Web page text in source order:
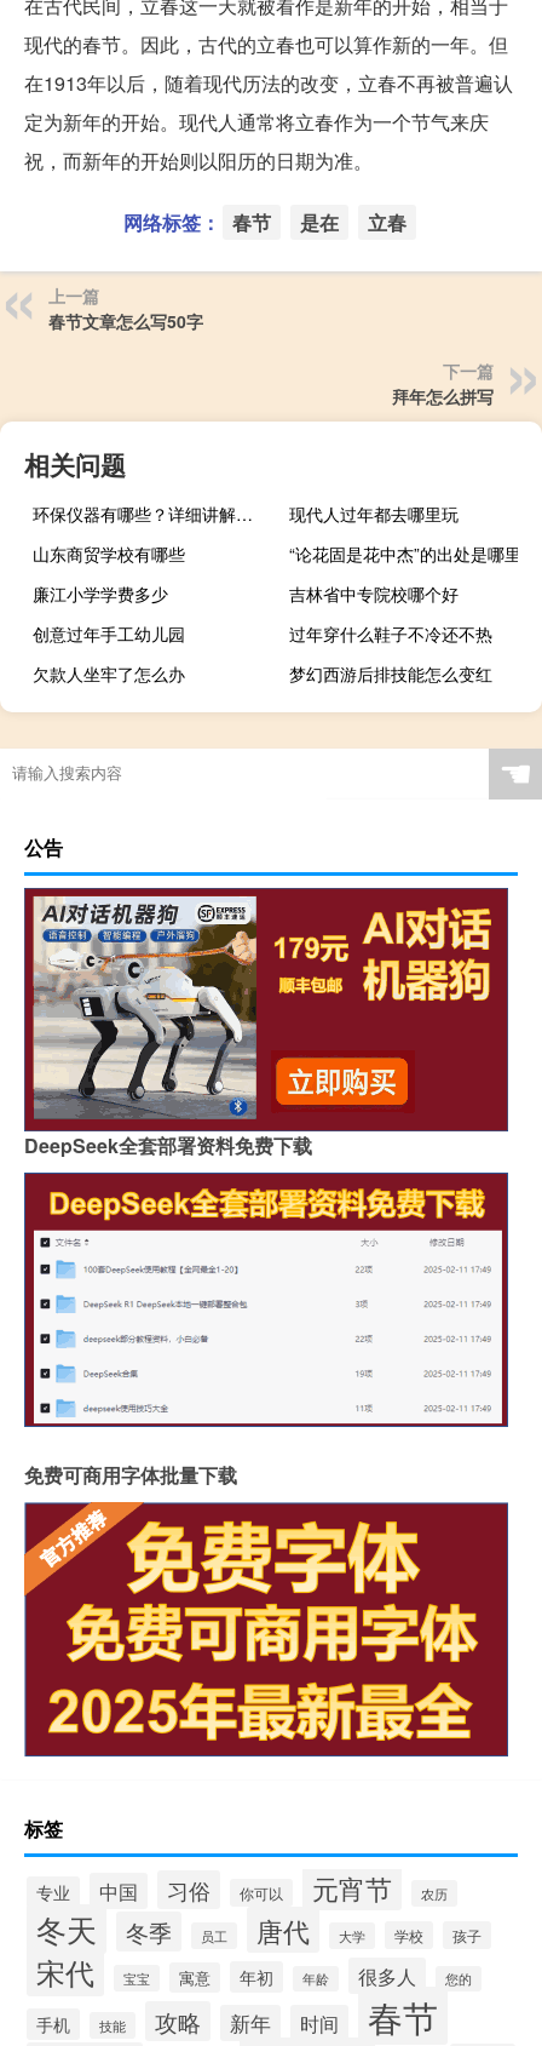
现代的春节。因此，古代的立春也可以算作新的一年。但
在1913年以后，随着现代历法的改变，立春不再被普遍认
定为新年的开始。现代人通常将立春作为一个节气来庆
祝，而新年的开始则以阳历的日期为准。
网络标签： 春节 是在 立春
上一篇
春节文章怎么写50字
下一篇
拜年怎么拼写
相关问题
环保仪器有哪些？详细讲解各类环保仪器的使用方法
现代人过年都去哪里玩
山东商贸学校有哪些
“论花固是花中杰”的出处是哪里
廉江小学学费多少
吉林省中专院校哪个好
创意过年手工幼儿园
过年穿什么鞋子不冷还不热
欠款人坐牢了怎么办
梦幻西游后排技能怎么变红
明媚的阳光冬天不冷吗
☚
公告
DeepSeek全套部署资料免费下载
免费可商用字体批量下载
标签
专业 中国 习俗 你可以 元宵节 农历
冬天 冬季 员工 唐代 大学 学校 孩子
宋代 宝宝 寓意 年初 年龄 很多人 您的
手机 技能 攻略 新年 时间 春节